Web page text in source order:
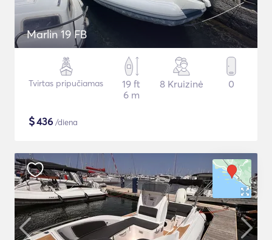
Marlin 19 FB
Tvirtas pripučiamas
19 ft
6 m
8 Kruizinė 0
$436 /diena